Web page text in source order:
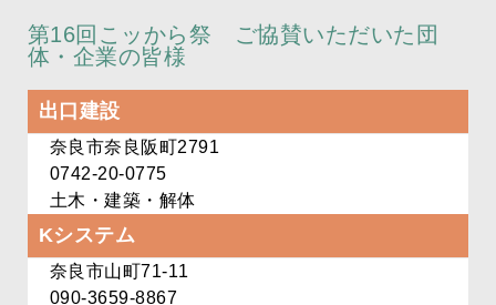
第16回こッから祭 ご協賛いただいた団
体・企業の皆様
出口建設
奈良市奈良阪町2791
0742-20-0775
土木・建築・解体
Kシステム
奈良市山町71-11
090-3659-8867